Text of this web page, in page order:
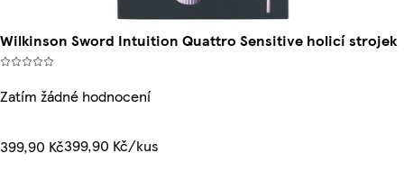
Wilkinson Sword Intuition Quattro Sensitive holicí strojek
Zatím žádné hodnocení
399,90 Kč399,90 Kč/kus